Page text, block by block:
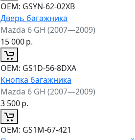
ОЕМ: GSYN-62-02XB
Дверь багажника
Mazda 6 GH (2007—2009)
15 000р.
ОЕМ: GS1D-56-8DXA
Кнопка багажника
Mazda 6 GH (2007—2009)
3 500р.
ОЕМ: GS1M-67-421